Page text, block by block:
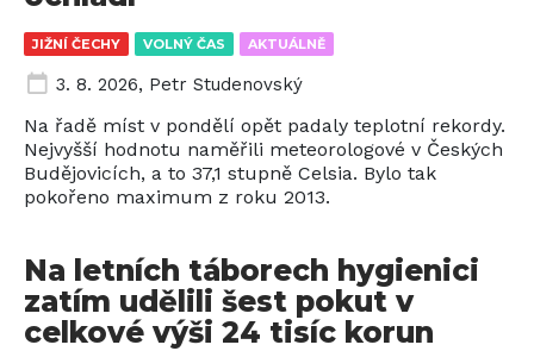
JIŽNÍ ČECHY VOLNÝ ČAS AKTUÁLNĚ
3. 8. 2026, Petr Studenovský
Na řadě míst v pondělí opět padaly teplotní rekordy.
Nejvyšší hodnotu naměřili meteorologové v Českých
Budějovicích, a to 37,1 stupně Celsia. Bylo tak
pokořeno maximum z roku 2013.
Na letních táborech hygienici
zatím udělili šest pokut v
celkové výši 24 tisíc korun